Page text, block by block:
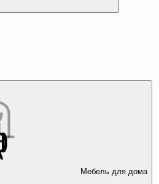
Мебель для дома